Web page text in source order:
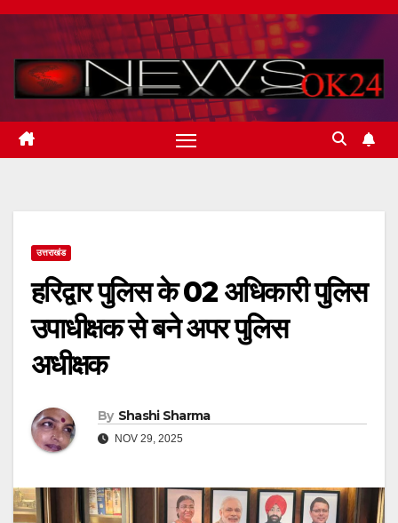
Skip
content
उत्तराखंड
हरिद्वार पुलिस के 02 अधिकारी पुलिस
उपाधीक्षक से बने अपर पुलिस
अधीक्षक
By Shashi Sharma
NOV 29, 2025